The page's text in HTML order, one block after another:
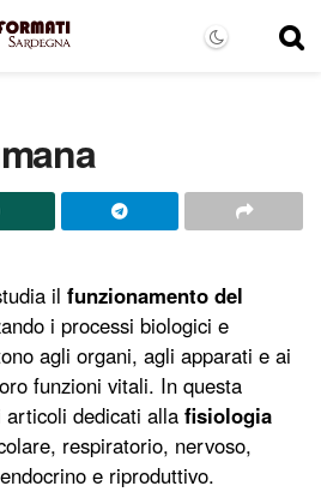
il funzionamento del
i processi biologici e
agli organi, agli apparati e ai
funzioni vitali. In questa
articoli dedicati alla fisiologia
respiratorio, nervoso,
e riproduttivo.